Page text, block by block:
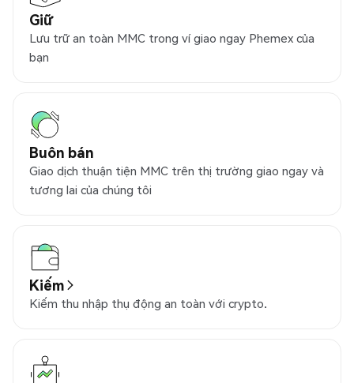
Giữ
Lưu trữ an toàn MMC trong ví giao ngay Phemex của
bạn
Buôn bán
Giao dịch thuận tiện MMC trên thị trường giao ngay và
tương lai của chúng tôi
Kiếm
Kiếm thu nhập thụ động an toàn với crypto.